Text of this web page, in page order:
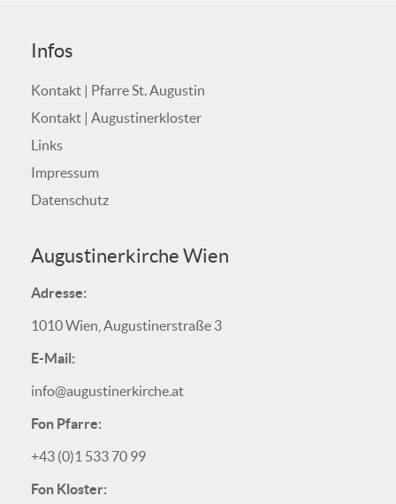
Infos
Kontakt | Pfarre St. Augustin
Kontakt | Augustinerkloster
Links
Impressum
Datenschutz
Augustinerkirche Wien
Adresse:
1010 Wien, Augustinerstraße 3
E-Mail:
info@augustinerkirche.at
Fon Pfarre:
+43 (0)1 533 70 99
Fon Kloster: